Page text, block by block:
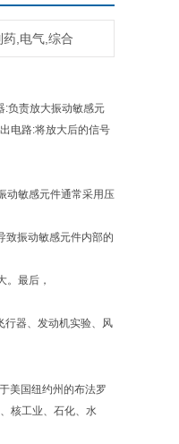
,电气,综合
:负责放大振动敏感元
电路:将放大后的信号
动敏感元件通常采用压
致振动敏感元件内部的
。最后，
行器、发动机实验、风
美国纽约州的布法罗
核工业、石化、水